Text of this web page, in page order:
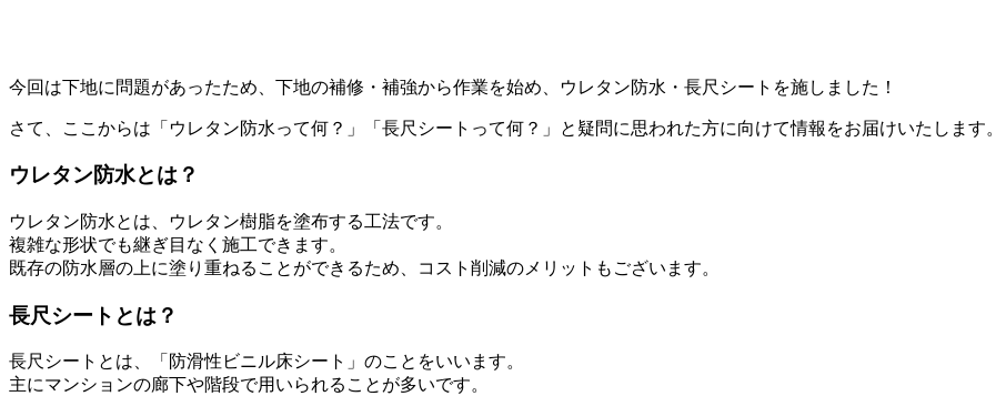
今回は下地に問題があったため、下地の補修・補強から作業を始め、ウレタン防水・長尺シートを施しました！
さて、ここからは「ウレタン防水って何？」「長尺シートって何？」と疑問に思われた方に向けて情報をお届けいたします。
ウレタン防水とは？
ウレタン防水とは、ウレタン樹脂を塗布する工法です。
複雑な形状でも継ぎ目なく施工できます。
既存の防水層の上に塗り重ねることができるため、コスト削減のメリットもございます。
長尺シートとは？
長尺シートとは、「防滑性ビニル床シート」のことをいいます。
主にマンションの廊下や階段で用いられることが多いです。